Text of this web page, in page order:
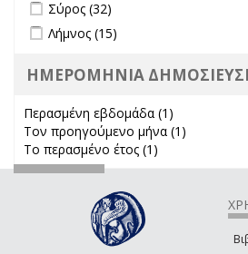
Apply Σύρος filter
Σύρος (32)
Apply Λήμνος filter
Λήμνος (15)
ΗΜΕΡΟΜΗΝΙΑ
Περασμένη εβδομάδα (1)
Τον προηγούμενο μήνα (1)
Το περασμένο έτος (1)